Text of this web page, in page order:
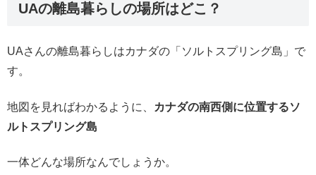
UAの離島暮らしの場所はどこ？
UAさんの離島暮らしはカナダの「ソルトスプリング島」で
す。
地図を見ればわかるように、
カナダの南西側に位置するソ
ルトスプリング島
一体どんな場所なんでしょうか。